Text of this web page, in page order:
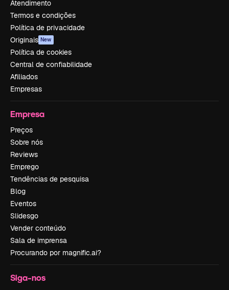
Atendimento
Termos e condições
Política de privacidade
Originais New
Política de cookies
Central de confiabilidade
Afiliados
Empresas
Empresa
Preços
Sobre nós
Reviews
Emprego
Tendências de pesquisa
Blog
Eventos
Slidesgo
Vender conteúdo
Sala de imprensa
Procurando por magnific.ai?
Siga-nos